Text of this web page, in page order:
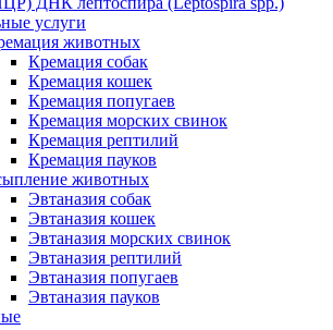
услуги
животных
Кремация собак
Кремация кошек
Кремация попугаев
Кремация морских свинок
Кремация рептилий
Кремация пауков
животных
Эвтаназия собак
Эвтаназия кошек
Эвтаназия морских свинок
Эвтаназия рептилий
Эвтаназия попугаев
Эвтаназия пауков